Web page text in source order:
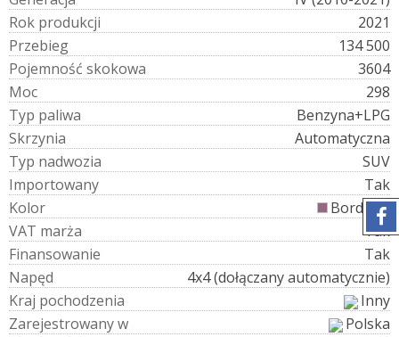
Rok produkcji
2021
Przebieg
134 500
Pojemność skokowa
3604
Moc
298
Typ paliwa
Benzyna+LPG
Skrzynia
Automatyczna
Typ nadwozia
SUV
Importowany
Tak
Kolor
Bordowy
VAT marża
Tak
Finansowanie
Tak
Napęd
4x4 (dołączany automatycznie)
Kraj pochodzenia
Inny
Zarejestrowanyw
Polska